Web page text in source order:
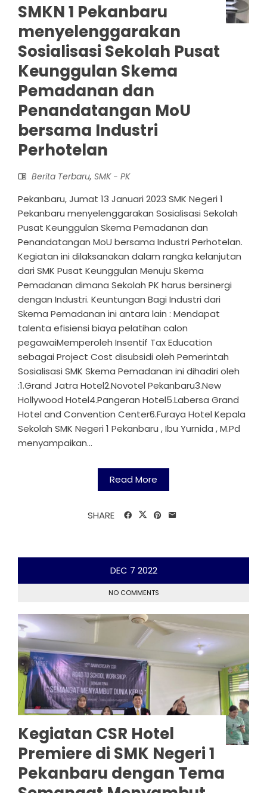
SMKN 1 Pekanbaru
menyelenggarakan
Sosialisasi Sekolah Pusat
Keunggulan Skema
Pemadanan dan
Penandatangan MoU
bersama Industri
Perhotelan
Berita Terbaru, SMK - PK
Pekanbaru, Jumat 13 Januari 2023 SMK Negeri 1
Pekanbaru menyelenggarakan Sosialisasi Sekolah
Pusat Keunggulan Skema Pemadanan dan
Penandatangan MoU bersama Industri Perhotelan.
Kegiatan ini dilaksanakan dalam rangka kelanjutan
dari SMK Pusat Keunggulan Menuju Skema
Pemadanan dimana Sekolah PK harus bersinergi
dengan Industri. Keuntungan Bagi Industri dari
Skema Pemadanan ini antara lain : Mendapat
talenta efisiensi biaya pelatihan calon
pegawaiMemperoleh Insentif Tax Education
sebagai Project Cost disubsidi oleh Pemerintah
Sosialisasi SMK Skema Pemadanan ini dihadiri oleh
:1.Grand Jatra Hotel2.Novotel Pekanbaru3.New
Hollywood Hotel4.Pangeran Hotel5.Labersa Grand
Hotel and Convention Center6.Furaya Hotel Kepala
Sekolah SMK Negeri 1 Pekanbaru , Ibu Yurnida , M.Pd
menyampaikan...
Read More
SHARE
DEC 7 2022
NO COMMENTS
Kegiatan CSR Hotel
Premiere di SMK Negeri 1
Pekanbaru dengan Tema